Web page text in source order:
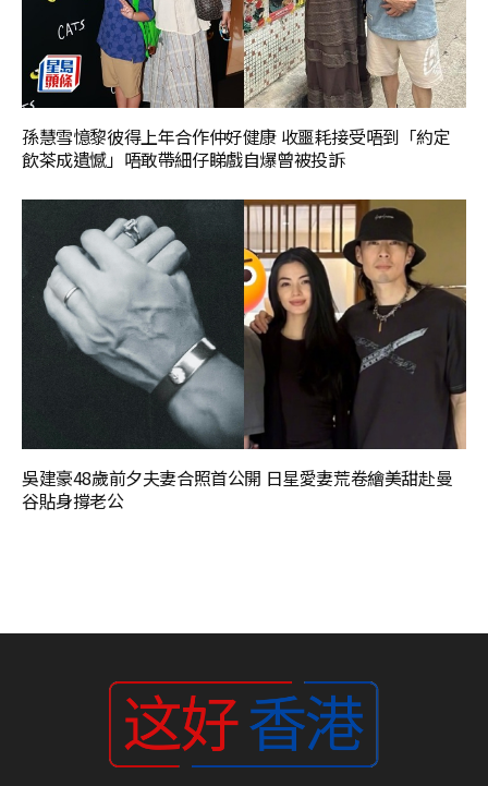
孫慧雪憶黎彼得上年合作仲好健康 收噩耗接受唔到「約定
飲茶成遺憾」唔敢帶細仔睇戲自爆曾被投訴
吳建豪48歲前夕夫妻合照首公開 日星愛妻荒卷繪美甜赴曼
谷貼身撐老公